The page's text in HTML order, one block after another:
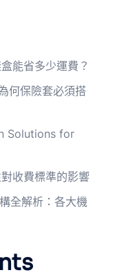
能省多少運費？
何保險套必須搭
Solutions for
收費標準的影響
全解析：各大機